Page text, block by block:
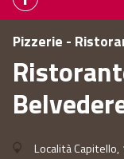
Pizzerie -
Località Capitello,